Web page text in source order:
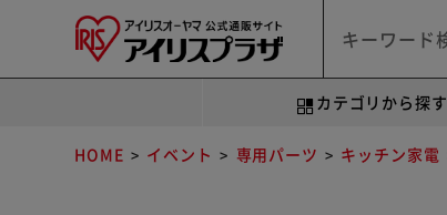
カテゴリから探す
HOME イベント 専用パーツ キッチン家電